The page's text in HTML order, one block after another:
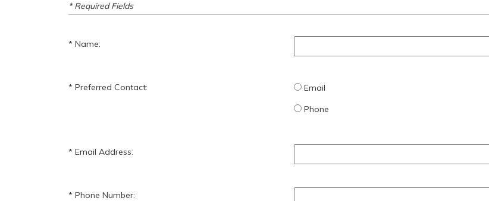
* Required Fields
Name:
Preferred Contact:
Email
Phone
Email Address:
Phone Number: